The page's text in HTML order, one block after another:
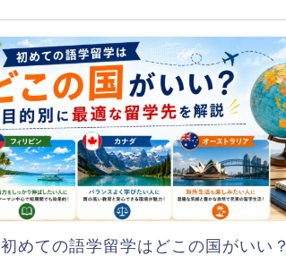
初めての語学留学はどこの国がいい？